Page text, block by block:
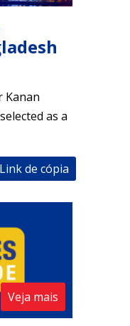
Kanan
as a
Link de cópia
Veja mais